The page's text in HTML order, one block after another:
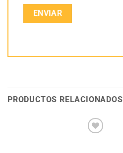
PRODUCTOS RELACIONADOS